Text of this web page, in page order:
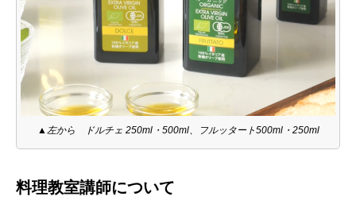
▲左から ドルチェ 250ml・500ml、フルッタート500ml・250ml
料理教室講師について